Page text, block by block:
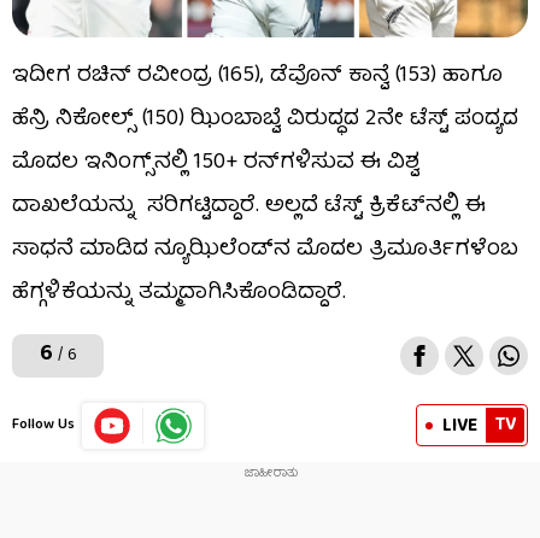
ಇದೀಗ ರಚಿನ್ ರವೀಂದ್ರ (165), ಡೆವೊನ್ ಕಾನ್ವೆ (153) ಹಾಗೂ
ಹೆನ್ರಿ ನಿಕೋಲ್ಸ್ (150) ಝಿಂಬಾಬ್ವೆ ವಿರುದ್ಧದ 2ನೇ ಟೆಸ್ಟ್ ಪಂದ್ಯದ
ಮೊದಲ ಇನಿಂಗ್ಸ್​ನಲ್ಲಿ 150+ ರನ್​ಗಳಿಸುವ ಈ ವಿಶ್ವ
ದಾಖಲೆಯನ್ನು ಸರಿಗಟ್ಟಿದ್ದಾರೆ. ಅಲ್ಲದೆ ಟೆಸ್ಟ್ ಕ್ರಿಕೆಟ್​​ನಲ್ಲಿ ಈ
ಸಾಧನೆ ಮಾಡಿದ ನ್ಯೂಝಿಲೆಂಡ್​ನ ಮೊದಲ ತ್ರಿಮೂರ್ತಿಗಳೆಂಬ
ಹೆಗ್ಗಳಿಕೆಯನ್ನು ತಮ್ಮದಾಗಿಸಿಕೊಂಡಿದ್ದಾರೆ.
6 / 6
Follow Us LIVE TV